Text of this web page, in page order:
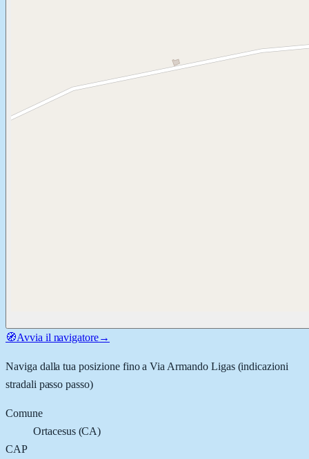
🧭Avvia il navigatore→
Naviga dalla tua posizione fino aVia Armando Ligas(indicazioni
stradali passo passo)
Comune
Ortacesus(CA)
CAP